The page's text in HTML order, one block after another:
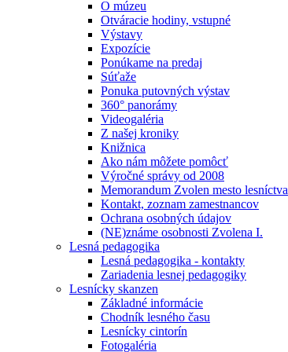
O múzeu
Otváracie hodiny, vstupné
Výstavy
Expozície
Ponúkame na predaj
Súťaže
Ponuka putovných výstav
360° panorámy
Videogaléria
Z našej kroniky
Knižnica
Ako nám môžete pomôcť
Výročné správy od 2008
Memorandum Zvolen mesto lesníctva
Kontakt, zoznam zamestnancov
Ochrana osobných údajov
(NE)známe osobnosti Zvolena I.
Lesná pedagogika
Lesná pedagogika - kontakty
Zariadenia lesnej pedagogiky
Lesnícky skanzen
Základné informácie
Chodník lesného času
Lesnícky cintorín
Fotogaléria